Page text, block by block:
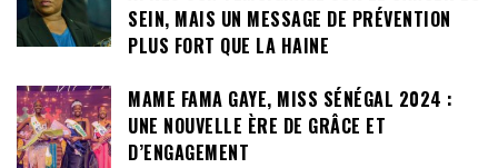
SEIN, MAIS UN MESSAGE DE PRÉVENTION
PLUS FORT QUE LA HAINE
MAME FAMA GAYE, MISS SÉNÉGAL 2024 :
UNE NOUVELLE ÈRE DE GRÂCE ET
D’ENGAGEMENT